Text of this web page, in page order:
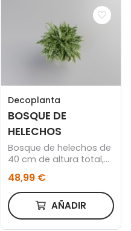
Decoplanta
BOSQUE DE
HELECHOS
Bosque de helechos de
40 cm de altura total,
con cuenco acabado
oro de 18 cm.
48,99 €
AÑADIR